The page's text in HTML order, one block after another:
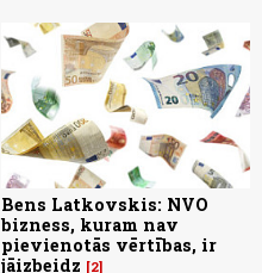
Bens Latkovskis: NVO
bizness, kuram nav
pievienotās vērtības, ir
jāizbeidz
2